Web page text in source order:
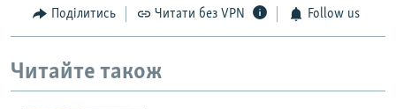
Поділитись Читати без VPN Follow us
Читайте також